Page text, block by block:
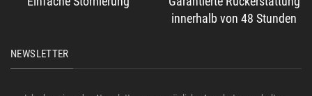
innerhalb von 48 Stunden
NEWSLETTER